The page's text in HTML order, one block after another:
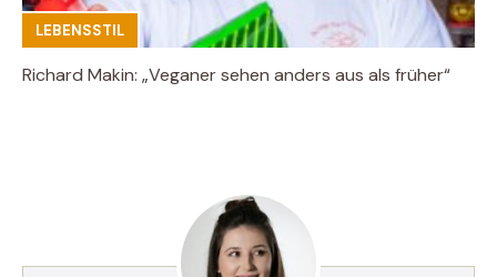
LEBENSSTIL
Richard Makin: „Veganer sehen anders aus als früher“